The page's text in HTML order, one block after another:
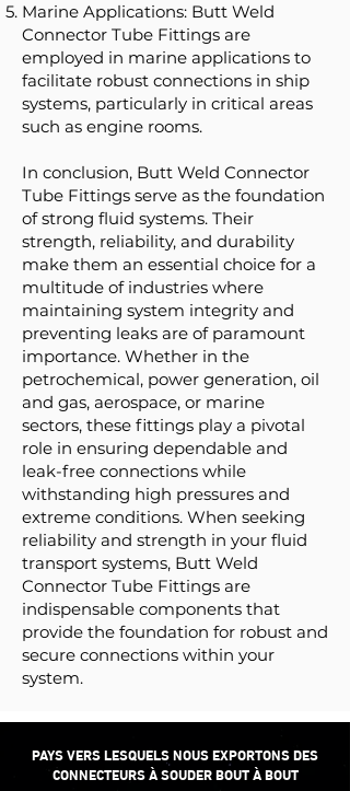
Marine Applications: Butt Weld
Connector Tube Fittings are
employed in marine applications to
facilitate robust connections in ship
systems, particularly in critical areas
such as engine rooms.
In conclusion, Butt Weld Connector
Tube Fittings serve as the foundation
of strong fluid systems. Their
strength, reliability, and durability
make them an essential choice for a
multitude of industries where
maintaining system integrity and
preventing leaks are of paramount
importance. Whether in the
petrochemical, power generation, oil
and gas, aerospace, or marine
sectors, these fittings play a pivotal
role in ensuring dependable and
leak-free connections while
withstanding high pressures and
extreme conditions. When seeking
reliability and strength in your fluid
transport systems, Butt Weld
Connector Tube Fittings are
indispensable components that
provide the foundation for robust and
secure connections within your
system.
PAYS VERS LESQUELS NOUS EXPORTONS DES
CONNECTEURS À SOUDER BOUT À BOUT